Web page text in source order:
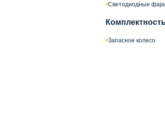
Светодиодные
Запасное колесо